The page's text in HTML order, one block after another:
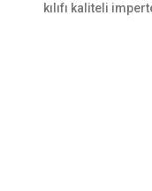
kılıfı kaliteli